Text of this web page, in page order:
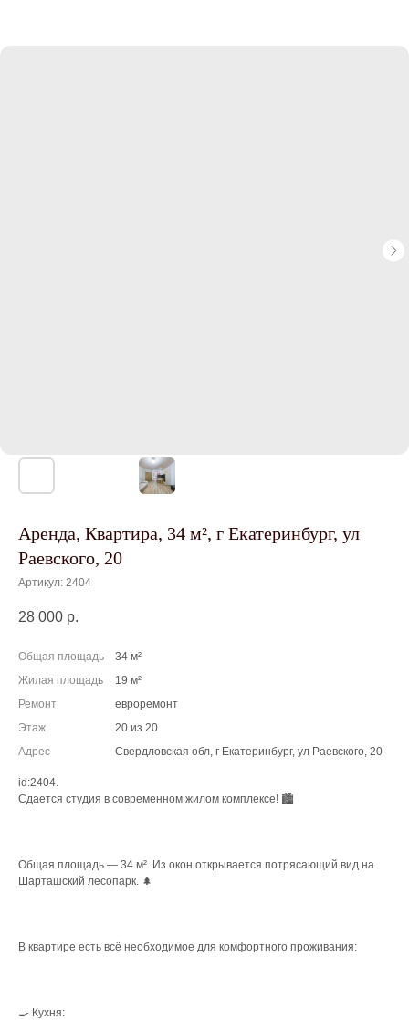
Аренда, Квартира, 34 м², г Екатеринбург, ул
Раевского, 20
Артикул: 2404
28 000 р.
Общая площадь
34 м²
Жилая площадь
19 м²
Ремонт
евроремонт
Этаж
20 из 20
Адрес
Свердловская обл, г Екатеринбург, ул Раевского, 20
id:2404.
Сдается студия в современном жилом комплексе! 🏙️
Общая площадь — 34 м². Из окон открывается потрясающий вид на
Шарташский лесопарк. 🌲
В квартире есть всё необходимое для комфортного проживания:
🍳 Кухня: